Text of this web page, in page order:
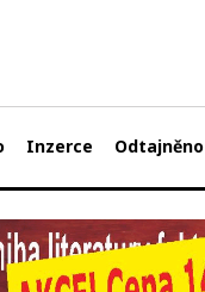
Inzerce Odtajněno